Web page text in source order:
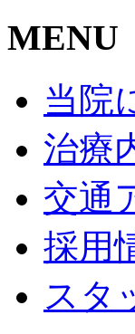
MENU
当院
治療
交通
採用
スタ